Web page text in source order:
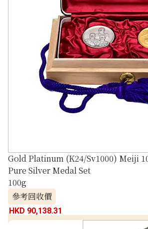
Gold Platinum (K24/Sv1000) Meiji
Pure Silver Medal Set
100g
參考回收價
HKD 90,138.31